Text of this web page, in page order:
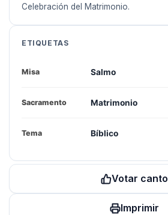
Celebración del Matrimonio.
ETIQUETAS
Misa Salmo
Sacramento Matrimonio
Tema Bíblico
Votar canto
Imprimir